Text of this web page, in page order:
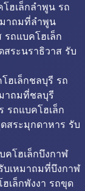
ฮเล็กลำพูน รถ
าถมที่ลำพูน
รถแบคโฮเล็ก
สระนราธิวาส รับ
ฮเล็กชลบุรี รถ
าถมที่ชลบุรี
รถแบคโฮเล็ก
สระมุกดาหาร รับ
คโฮเล็กบึงกาฬ
บเหมาถมที่บึงกาฬ
เล็กพังงา รถขุด